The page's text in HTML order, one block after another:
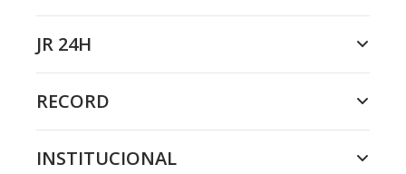
JR 24H
RECORD
INSTITUCIONAL